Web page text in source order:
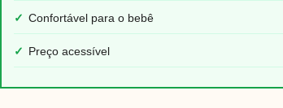
✓ Confortável para o bebê
✓ Preço acessível